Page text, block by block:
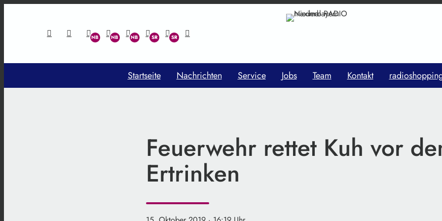
Startseite Nachrichten Service Jobs Team Kontakt
Feuerwehr rettet Kuh vor
Ertrinken